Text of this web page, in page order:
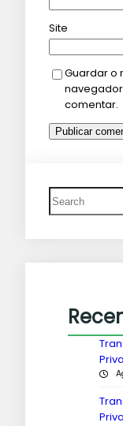
Site
Guardar o
comentar.